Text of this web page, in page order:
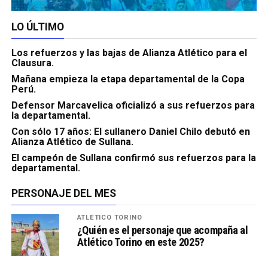
LO ÚLTIMO
Los refuerzos y las bajas de Alianza Atlético para el
Clausura.
Mañana empieza la etapa departamental de la Copa
Perú.
Defensor Marcavelica oficializó a sus refuerzos para
la departamental.
Con sólo 17 años: El sullanero Daniel Chilo debutó en
Alianza Atlético de Sullana.
El campeón de Sullana confirmó sus refuerzos para la
departamental.
PERSONAJE DEL MES
ATLÉTICO TORINO
¿Quién es el personaje que acompaña al
Atlético Torino en este 2025?